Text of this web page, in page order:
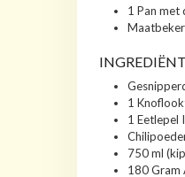
1 Pan met
1
1 Eetlepel
750ml
180Gram